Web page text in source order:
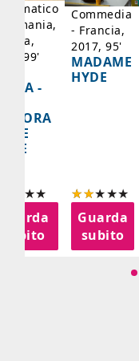
99'
-
subito
Commedia
- Francia,
2017, 95'
MADAME
HYDE
Guarda
subito